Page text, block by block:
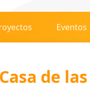
Eventos
de